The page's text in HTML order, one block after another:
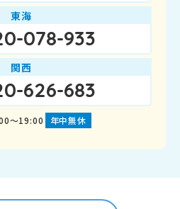
東海
078-933
関西
626-683
～19:00 年中無休